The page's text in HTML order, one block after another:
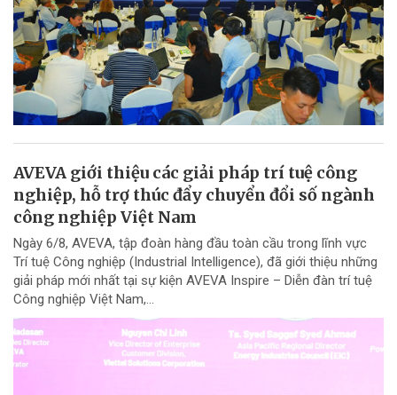
AVEVA giới thiệu các giải pháp trí tuệ công
nghiệp, hỗ trợ thúc đẩy chuyển đổi số ngành
công nghiệp Việt Nam
Ngày 6/8, AVEVA, tập đoàn hàng đầu toàn cầu trong lĩnh vực
Trí tuệ Công nghiệp (Industrial Intelligence), đã giới thiệu những
giải pháp mới nhất tại sự kiện AVEVA Inspire – Diễn đàn trí tuệ
Công nghiệp Việt Nam,...